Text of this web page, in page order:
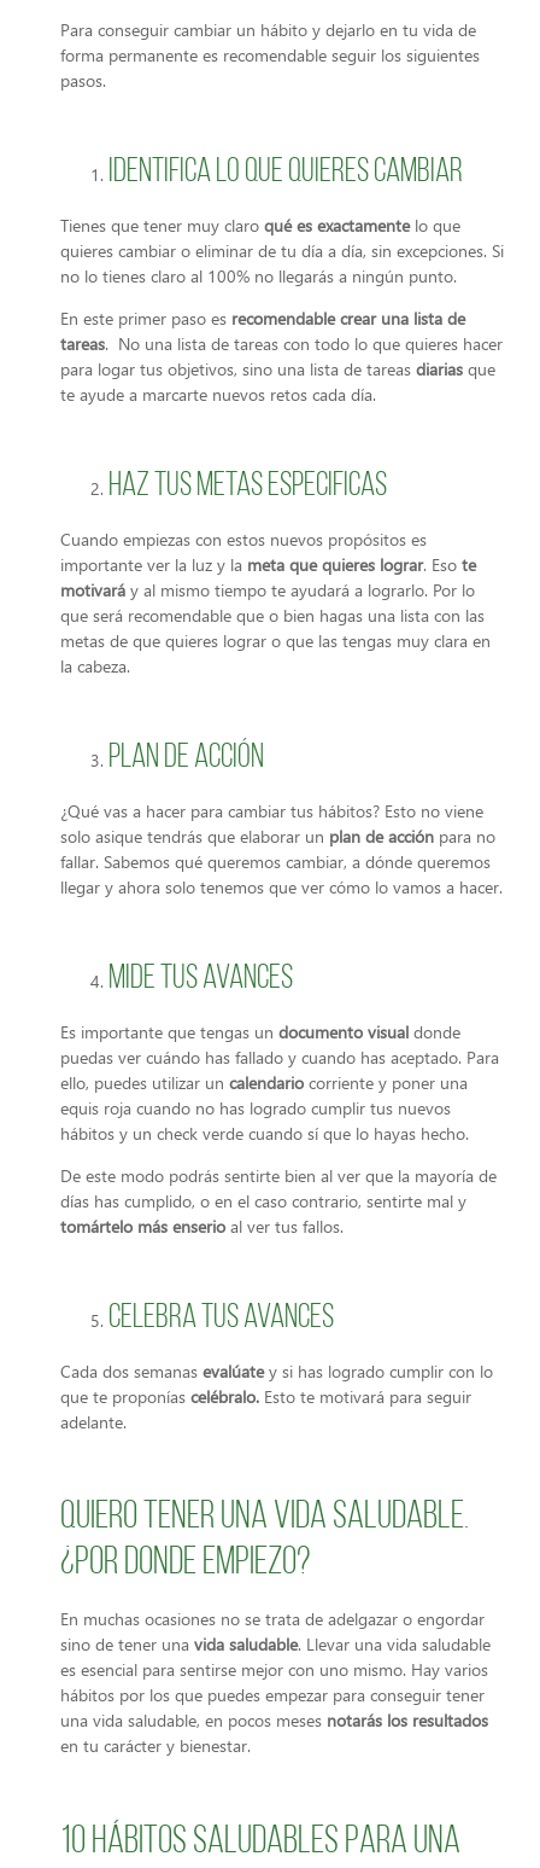
Para conseguir cambiar un hábito y dejarlo en tu vida de
forma permanente es recomendable seguir los siguientes
pasos.
Identifica lo que quieres cambiar
Tienes que tener muy claro qué es exactamentelo que
quieres cambiar o eliminar de tu día a día, sin excepciones. Si
no lo tienes claro al 100% no llegarás a ningún punto.
En este primer paso es recomendable crear una lista de
tareas. No una lista de tareas con todo lo que quieres hacer
para logar tus objetivos, sino una lista de tareas diarias que
te ayude a marcarte nuevos retos cada día.
Haz tus metas especificas
Cuando empiezas con estos nuevos propósitos es
importante ver la luz y la meta que quieres lograr. Eso te
motivará y al mismo tiempo te ayudará a lograrlo. Por lo
que será recomendable que o bien hagas una lista con las
metas de que quieres lograr o que las tengas muy clara en
la cabeza.
Plan de acción
¿Qué vas a hacer para cambiar tus hábitos? Esto no viene
solo asique tendrás que elaborar un plan de acción para no
fallar. Sabemos qué queremos cambiar, a dónde queremos
llegar y ahora solo tenemos que ver cómo lo vamos a hacer.
Mide tus avances
Es importante que tengas un documento visual donde
puedas ver cuándo has fallado y cuando has aceptado. Para
ello, puedes utilizar un calendario corriente y poner una
equis roja cuando no has logrado cumplir tus nuevos
hábitos y un check verde cuando sí que lo hayas hecho.
De este modo podrás sentirte bien al ver que la mayoría de
días has cumplido, o en el caso contrario, sentirte mal y
tomártelo más enserio al ver tus fallos.
Celebra tus avances
Cada dos semanas evalúatey si has logrado cumplir con lo
que te proponías celébralo. Esto te motivará para seguir
adelante.
Quiero tener una vida saludable.
¿Por donde empiezo?
En muchas ocasiones no se trata de adelgazar o engordar
sino de tener una vida saludable. Llevar una vida saludable
es esencial para sentirse mejor con uno mismo. Hay varios
hábitos por los que puedes empezar para conseguir tener
una vida saludable, en pocos meses notarás los resultados
en tu carácter y bienestar.
10 hábitos saludables para una